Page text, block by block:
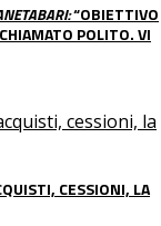
“OBIETTIVO
POLITO. VI
CESSIONI, LA